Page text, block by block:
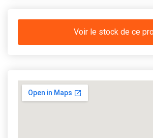
Voir le stock de ce